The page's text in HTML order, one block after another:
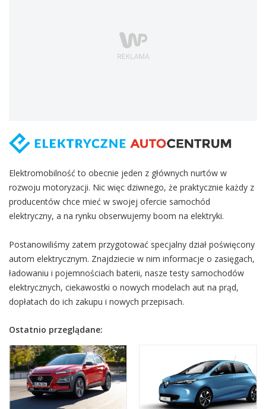
Elektromobilność to obecnie jeden z głównych nurtów w
rozwoju motoryzacji. Nic więc dziwnego, że praktycznie każdy z
producentów chce mieć w swojej ofercie samochód
elektryczny, a na rynku obserwujemy boom na elektryki.
Postanowiliśmy zatem przygotować specjalny dział poświęcony
autom elektrycznym. Znajdziecie w nim informacje o zasięgach,
ładowaniu i pojemnościach baterii, nasze testy samochodów
elektrycznych, ciekawostki o nowych modelach aut na prąd,
dopłatach do ich zakupu i nowych przepisach.
Ostatnio przeglądane: